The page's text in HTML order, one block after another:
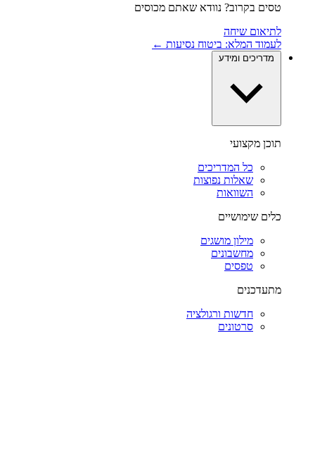
טסים בקרוב? נוודא שאתם מכוסים
לתיאום שיחה
לעמוד המלא: ביטוח נסיעות ←
מדריכים ומידע
תוכן מקצועי
כל המדריכים
שאלות נפוצות
השוואות
כלים שימושיים
מילון מושגים
מחשבונים
טפסים
מתעדכנים
חדשות ורגולציה
סרטונים